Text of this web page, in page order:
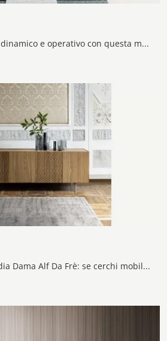
Arreda un soggiorno dinamico e operativo con questa madia Diko Alta di Alf Da Frè: scopri le più esclusive Madie in melaminico.
Clicca e scopri la madia Dama Alf Da Frè: se cerchi mobili in legno per stanze moderne, questa è l'acquisto perfetto per te!